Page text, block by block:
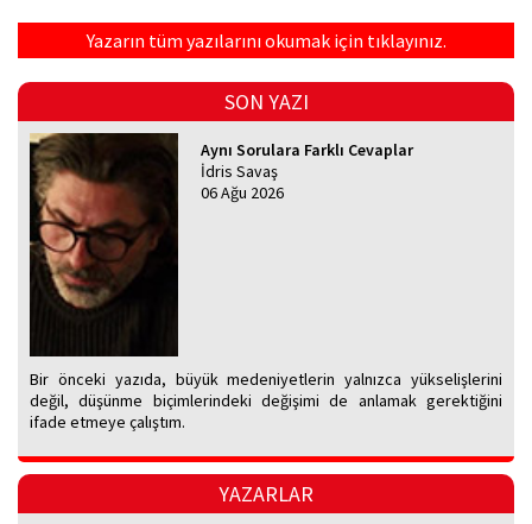
Yazarın tüm yazılarını okumak için tıklayınız.
SON YAZI
Aynı Sorulara Farklı Cevaplar
İdris Savaş
06 Ağu 2026
Bir önceki yazıda, büyük medeniyetlerin yalnızca yükselişlerini
değil, düşünme biçimlerindeki değişimi de anlamak gerektiğini
ifade etmeye çalıştım.
YAZARLAR